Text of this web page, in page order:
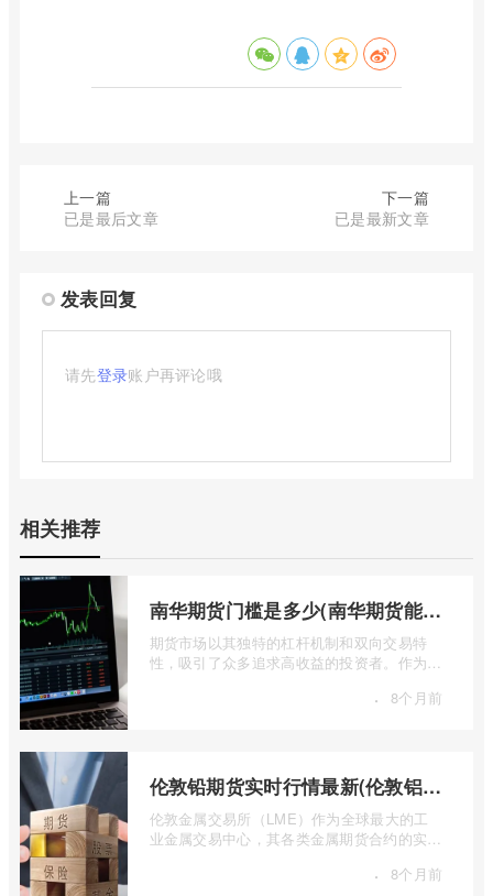
上一篇
已是最后文章
下一篇
已是最新文章
发表回复
请先登录账户再评论哦
相关推荐
南华期货门槛是多少(南华期货能做国际期货吗)
期货市场以其独特的杠杆机制和双向交易特
性，吸引了众多追求高收益的投资者。作为中
· 8个月前
伦敦铅期货实时行情最新(伦敦铝锡期货实时行情)
伦敦金属交易所（LME）作为全球最大的工
业金属交易中心，其各类金属期货合约的实时
· 8个月前